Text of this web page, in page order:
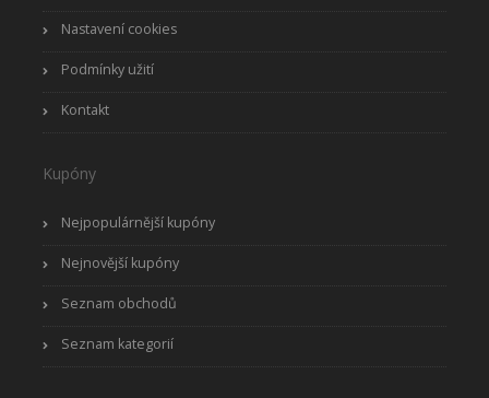
Nastavení cookies
Podmínky užití
Kontakt
Kupóny
Nejpopulárnější kupóny
Nejnovější kupóny
Seznam obchodů
Seznam kategorií